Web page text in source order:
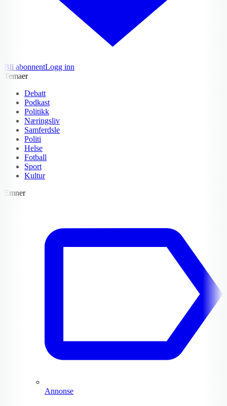
Bli abonnentLogg inn
Temaer
Debatt
Podkast
Politikk
Næringsliv
Samferdsle
Politi
Helse
Fotball
Sport
Kultur
Emner
Annonse